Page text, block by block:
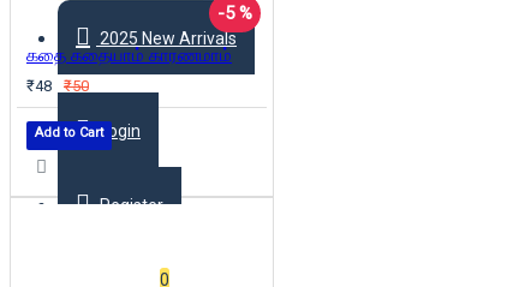
2025 New Arrivals
Login
Register
0
-5 %
கதை கதையாம் காரணமாம்
₹48 ₹50
Add to Cart